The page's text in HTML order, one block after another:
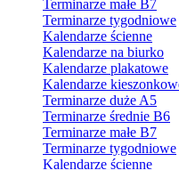
Terminarze małe B7
Terminarze tygodniowe
Kalendarze ścienne
Kalendarze na biurko
Kalendarze plakatowe
Kalendarze
Terminarze duże A5
Terminarze średnie B6
Terminarze małe B7
Terminarze tygodniowe
Kalendarze ścienne